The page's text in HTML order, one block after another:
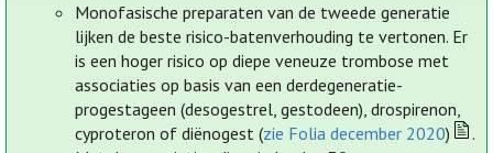
Monofasische preparaten van de tweede generatie
lijken de beste risico-batenverhouding te vertonen. Er
is een hoger risico op diepe veneuze trombose met
associaties op basis van een derdegeneratie-
progestageen (desogestrel, gestodeen), drospirenon,
cyproteron of diënogest (zie Folia december 2020)
.